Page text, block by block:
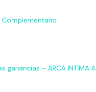
Complementario
ganancias – ARCA INTIMA A